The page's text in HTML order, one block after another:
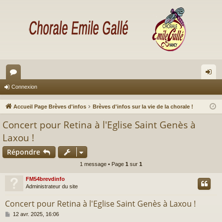
or
u ne
Connexion
Accueil Page Brèves d'infos Brèves d'infos sur la vie de la chorale !
Concert pour Retina à l'Eglise Saint Genès à
Laxou !
Répondre
1 message • Page 1 sur 1
FM54brevdinfo
Administrateur du site
Concert pour Retina à l'Eglise Saint Genès à Laxou !
M12 avr. 2025, 16:06